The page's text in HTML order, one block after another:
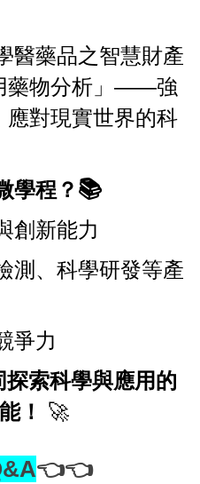
醫藥品之智慧財產
藥物分析」——強
對現實世界的科
學程？ 📚
創新能力
測、科學研發等產
爭力
索科學與應用的
！
🚀
👈👈